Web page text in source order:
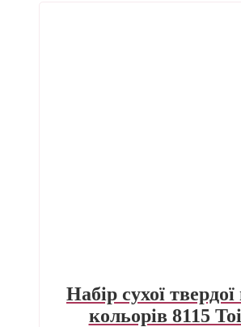
Набір сухої твердої
кольорів 8115